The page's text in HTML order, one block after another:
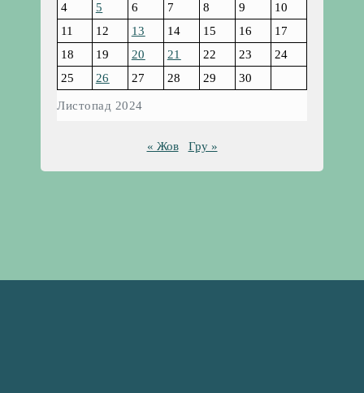
Листопад 2024
4
5 6 7 8 9
10
11
12 13 14 15 16
17
18
19 20 21 22 23
24
25
26 27 28 29 30
« Жов Гру »